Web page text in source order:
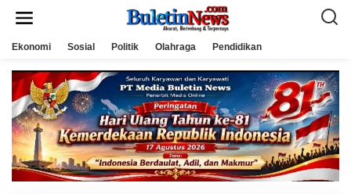
Ekonomi Sosial Politik Olahraga Pendidikan